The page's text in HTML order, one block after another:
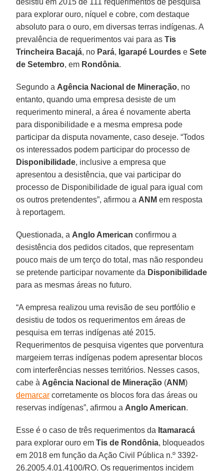
desistiu em 2015 de 111 requerimentos de pesquisa
para explorar ouro, níquel e cobre, com destaque
absoluto para o ouro, em diversas terras indígenas. A
prevalência de requerimentos vai para asTis
Trincheira Bacajá, no Pará, Igarapé Lourdes eSete
de Setembro, em Rondônia.
Segundo a Agência Nacional de Mineração, no
entanto, quando uma empresa desiste de um
requerimento mineral, a área é novamente aberta
para disponibilidade e a mesma empresa pode
participar da disputa novamente, caso deseje. “Todos
os interessados podem participar do processo de
Disponibilidade, inclusive a empresa que
apresentou a desistência, que vai participar do
processo de Disponibilidade de igual para igual com
os outros pretendentes”, afirmou a ANM em resposta
à reportagem.
Questionada, a Anglo American confirmou a
desistência dos pedidos citados, que representam
pouco mais de um terço do total, mas não respondeu
se pretende participar novamente da Disponibilidade
para as mesmas áreas no futuro.
“A empresa realizou uma revisão de seu portfólio e
desistiu de todos os requerimentos em áreas de
pesquisa em terras indígenas até 2015.
Requerimentos de pesquisa vigentes que porventura
margeiem terras indígenas podem apresentar blocos
com interferências nesses territórios. Nesses casos,
cabe à Agência Nacional de Mineração (ANM)
demarcar corretamente os blocos fora das áreas ou
reservas indígenas”, afirmou a Anglo American.
Esse é o caso de três requerimentos da Itamaracá
para explorar ouro emTis de Rondônia, bloqueados
em 2018 em função da Ação Civil Pública n.º 3392-
26.2005.4.01.4100/RO. Os requerimentos incidem